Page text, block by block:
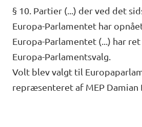
Volt Europa
Demokratisk Repræsentation
Nyheder
Begivenheder
§ 10. Partier (...) der ved det
Europa-Parlamentet har
Europa-Parlamentet (...) har
Europa-Parlamentsvalg.
Volt blev valgt til
repræsenteret af MEP Damian